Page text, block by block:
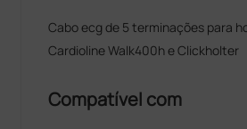
Cabo ecg de 5 terminações para
Cardioline Walk400h e Clickholter
Compatível com